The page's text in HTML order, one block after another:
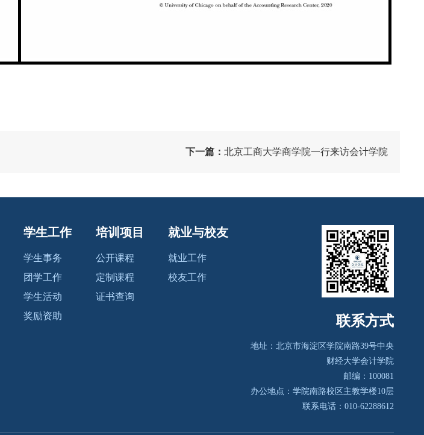
下一篇： 北京工商大学商学院一行来访会计学院
学生工作
学生事务
团学工作
学生活动
奖励资助
培训项目
公开课程
定制课程
证书查询
就业与校友
就业工作
校友工作
联系方式
地址：北京市海淀区学院南路39号中央
财经大学会计学院
邮编：100081
办公地点：学院南路校区主教学楼10层
联系电话：010-62288612